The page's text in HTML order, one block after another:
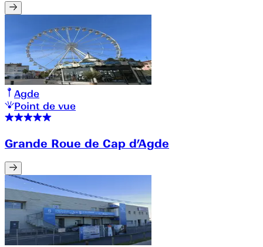
Agde
Point de vue
Grande Roue de Cap d’Agde